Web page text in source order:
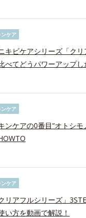
ンケア
キビケアシリーズ「ク
べてどうパワーアップし
ンケア
ンケアの0番目“オトシモ
ンケア
クリアフルシリーズ」
い方を動画で解説！